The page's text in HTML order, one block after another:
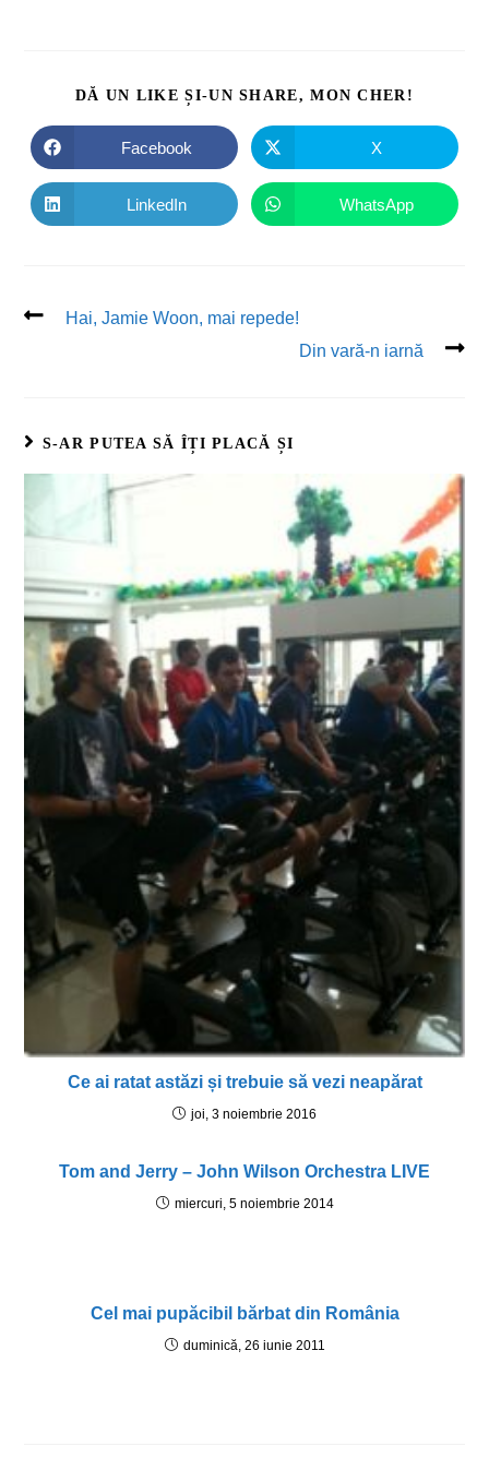
DĂ UN LIKE ȘI-UN SHARE, MON CHER!
Facebook X
LinkedIn WhatsApp
Hai, Jamie Woon, mai repede!
Din vară-n iarnă
S-AR PUTEA SĂ ÎȚI PLACĂ ȘI
Ce ai ratat astăzi și trebuie să vezi neapărat
joi, 3 noiembrie 2016
Tom and Jerry – John Wilson Orchestra LIVE
miercuri, 5 noiembrie 2014
Cel mai pupăcibil bărbat din România
duminică, 26 iunie 2011